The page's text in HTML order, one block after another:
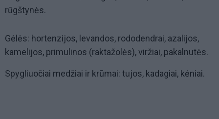
rūgštynės.
Gėlės: hortenzijos, levandos, rododendrai, azalijos,
kamelijos, primulinos (raktažolės), viržiai, pakalnutės.
Spygliuočiai medžiai ir krūmai: tujos, kadagiai, kėniai.